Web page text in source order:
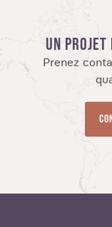
UN
Prenez